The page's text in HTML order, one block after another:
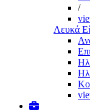
/
Λευκά